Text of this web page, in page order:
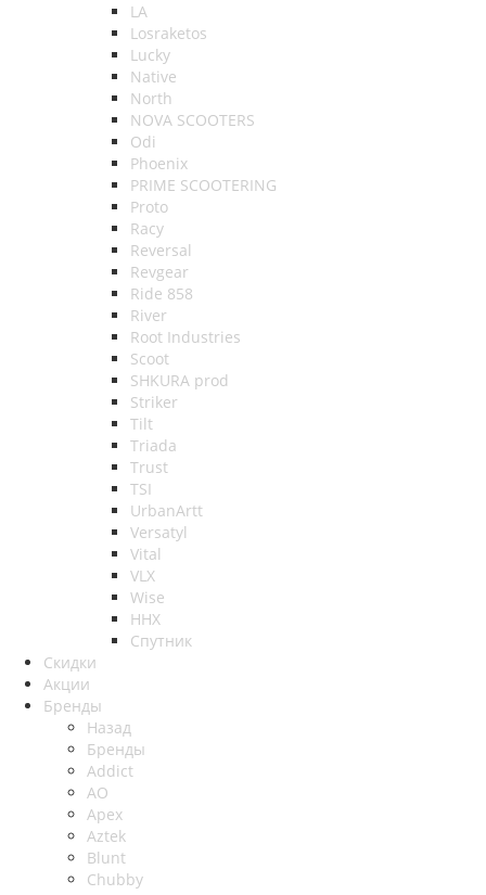
LA
Losraketos
Lucky
Native
North
NOVA SCOOTERS
Odi
Phoenix
PRIME SCOOTERING
Proto
Racy
Reversal
Revgear
Ride 858
River
Root Industries
Scoot
SHKURA рrоd
Striker
Tilt
Triada
Trust
TSI
UrbanArtt
Versatyl
Vital
VLX
Wise
ННХ
Спутник
Скидки
Акции
Бренды
Назад
Бренды
Addict
AO
Apex
Aztek
Blunt
Chubby